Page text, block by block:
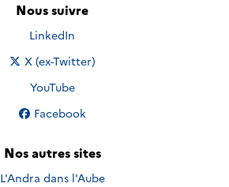
Nous suivre
Nous suivre sur
LinkedIn
Nous suivre sur
X (ex-Twitter)
Nous suivre sur
YouTube
Nous suivre sur
Facebook
Nos autres sites
L'Andra dans l'Aube